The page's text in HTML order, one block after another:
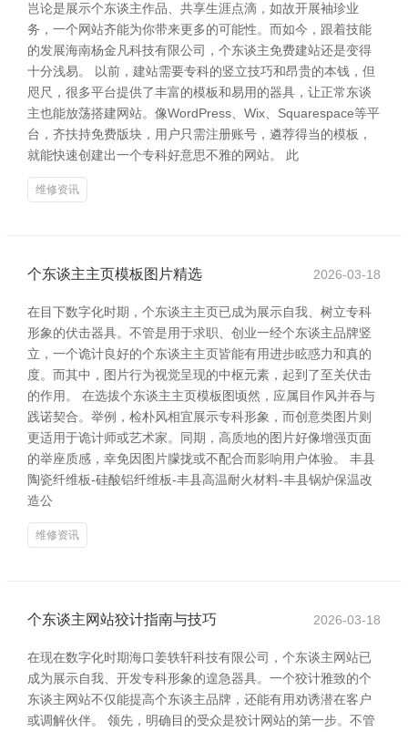
岂论是展示个东谈主作品、共享生涯点滴，如故开展袖珍业
务，一个网站齐能为你带来更多的可能性。而如今，跟着技能
的发展海南杨金凡科技有限公司，个东谈主免费建站还是变得
十分浅易。 以前，建站需要专科的竖立技巧和昂贵的本钱，但
咫尺，很多平台提供了丰富的模板和易用的器具，让正常东谈
主也能放荡搭建网站。像WordPress、Wix、Squarespace等平
台，齐扶持免费版块，用户只需注册账号，遴荐得当的模板，
就能快速创建出一个专科好意思不雅的网站。 此
维修资讯
个东谈主主页模板图片精选 2026-03-18
在目下数字化时期，个东谈主主页已成为展示自我、树立专科
形象的伏击器具。不管是用于求职、创业一经个东谈主品牌竖
立，一个诡计良好的个东谈主主页皆能有用进步眩惑力和真的
度。而其中，图片行为视觉呈现的中枢元素，起到了至关伏击
的作用。 在选拔个东谈主主页模板图顷然，应属目作风并吞与
践诺契合。举例，检朴风相宜展示专科形象，而创意类图片则
更适用于诡计师或艺术家。同期，高质地的图片好像增强页面
的举座质感，幸免因图片朦拢或不配合而影响用户体验。 丰县
陶瓷纤维板-硅酸铝纤维板-丰县高温耐火材料-丰县锅炉保温改
造公
维修资讯
个东谈主网站狡计指南与技巧 2026-03-18
在现在数字化时期海口姜轶轩科技有限公司，个东谈主网站已
成为展示自我、开发专科形象的遑急器具。一个狡计雅致的个
东谈主网站不仅能提高个东谈主品牌，还能有用劝诱潜在客户
或调解伙伴。 领先，明确目的受众是狡计网站的第一步。不管